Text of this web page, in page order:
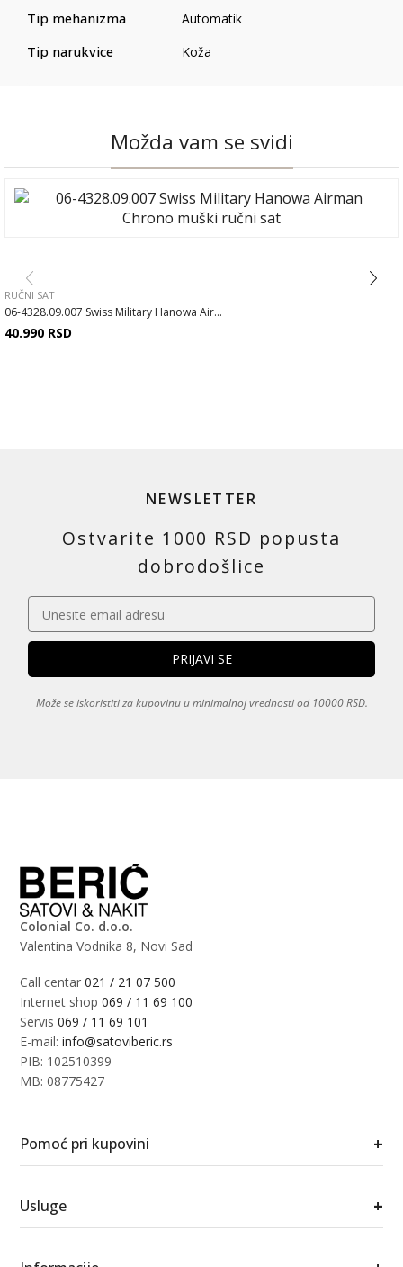
Tip mehanizma Automatik
Tip narukvice Koža
Možda vam se svidi
RUČNI SAT
06-4328.09.007 Swiss Military Hanowa Air...
40.990 RSD
NEWSLETTER
Ostvarite 1000 RSD popusta
dobrodošlice
Može se iskoristiti za kupovinu u minimalnoj vrednosti od 10000 RSD.
Colonial Co. d.o.o.
Valentina Vodnika 8, Novi Sad
Call centar021 / 21 07 500
Internet shop069 / 11 69 100
Servis069 / 11 69 101
E-mail:info@satoviberic.rs
PIB: 102510399
MB: 08775427
Pomoć pri kupovini +
Usluge +